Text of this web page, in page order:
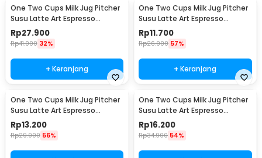
One Two Cups Milk Jug Pitcher
Susu Latte Art Espresso
Stainless Steel 200ml - J068
Rp27.900
Rp41.000 32%
+ Keranjang
One Two Cups Milk Jug Pitcher
Susu Latte Art Espresso
Stainless Steel 1oz - S06HG
Rp11.700
Rp26.900 57%
+ Keranjang
One Two Cups Milk Jug Pitcher
Susu Latte Art Espresso
Stainless Steel 1.5oz - S06HG
Rp13.200
Rp29.900 56%
One Two Cups Milk Jug Pitcher
Susu Latte Art Espresso
Stainless Steel 3oz - S06HG
Rp16.200
Rp34.900 54%